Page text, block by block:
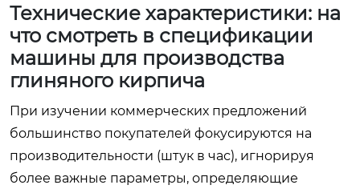
Технические характеристики: на
что смотреть в спецификации
машины для производства
глиняного кирпича
При изучении коммерческих предложений
большинство покупателей фокусируются на
производительности (штук в час), игнорируя
более важные параметры, определяющие